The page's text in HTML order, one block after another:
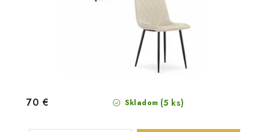
Skladom (5 ks)
70 €